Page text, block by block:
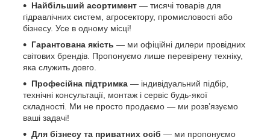
Найбільший асортимент — тисячі товарів для
гідравлічних систем, агросектору, промисловості або
бізнесу. Усе в одному місці!
Гарантована якість — ми офіційні дилери провідних
світових брендів. Пропонуємо лише перевірену техніку,
яка служить довго.
Професійна підтримка — індивідуальний підбір,
технічні консультації, монтаж і сервіс будь-якої
складності. Ми не просто продаємо — ми розв’язуємо
ваші задачі!
Для бізнесу та приватних осіб — ми пропонуємо